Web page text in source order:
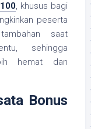
, khusus bagi
peserta
saat
sehingga
hemat dan
Bonus